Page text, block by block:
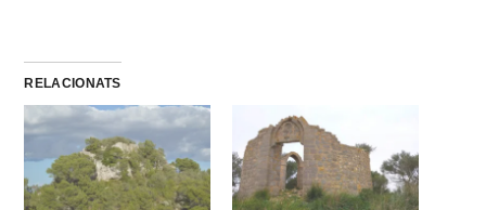
RELACIONATS